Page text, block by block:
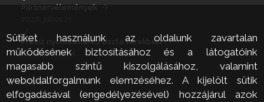
Partnervélemények
Precíz nyomásmérés tiszta terekben
2026. június 24.
LINKEK
Sütiket használunk az oldalunk zavartalan
működésének biztosításához és a látogatóink
magasabb szintű kiszolgálásához, valamint
weboldalforgalmunk elemzéséhez. A kijelölt sütik
elfogadásával (engedélyezésével) hozzájárul azok